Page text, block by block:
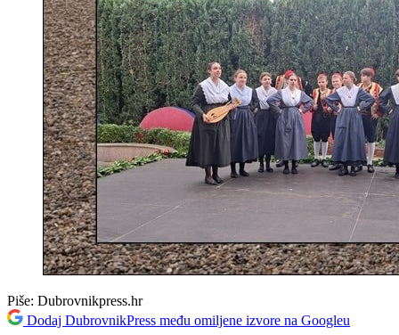
Piše: Dubrovnikpress.hr
Dodaj DubrovnikPress među omiljene izvore na Googleu